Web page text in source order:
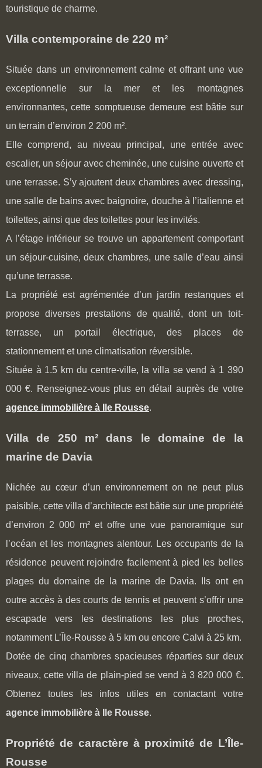
touristique de charme.
Villa contemporaine de 220 m²
Située dans un environnement calme et offrant une vue
exceptionnelle sur la mer et les montagnes
environnantes, cette somptueuse demeure est bâtie sur
un terrain d’environ 2 200 m².
Elle comprend, au niveau principal, une entrée avec
escalier, un séjour avec cheminée, une cuisine ouverte et
une terrasse. S’y ajoutent deux chambres avec dressing,
une salle de bains avec baignoire, douche à l’italienne et
toilettes, ainsi que des toilettes pour les invités.
A l’étage inférieur se trouve un appartement comportant
un séjour-cuisine, deux chambres, une salle d’eau ainsi
qu’une terrasse.
La propriété est agrémentée d’un jardin restanques et
propose diverses prestations de qualité, dont un toit-
terrasse, un portail électrique, des places de
stationnement et une climatisation réversible.
Située à 1.5 km du centre-ville, la villa se vend à 1 390
000 €. Renseignez-vous plus en détail auprès de votre
agence immobilière à Ile Rousse.
Villa de 250 m² dans le domaine de la
marine de Davia
Nichée au cœur d’un environnement on ne peut plus
paisible, cette villa d’architecte est bâtie sur une propriété
d’environ 2 000 m² et offre une vue panoramique sur
l’océan et les montagnes alentour. Les occupants de la
résidence peuvent rejoindre facilement à pied les belles
plages du domaine de la marine de Davia. Ils ont en
outre accès à des courts de tennis et peuvent s’offrir une
escapade vers les destinations les plus proches,
notamment L’Île-Rousse à 5 km ou encore Calvi à 25 km.
Dotée de cinq chambres spacieuses réparties sur deux
niveaux, cette villa de plain-pied se vend à 3 820 000 €.
Obtenez toutes les infos utiles en contactant votre
agence immobilière à Ile Rousse.
Propriété de caractère à proximité de L’Île-
Rousse